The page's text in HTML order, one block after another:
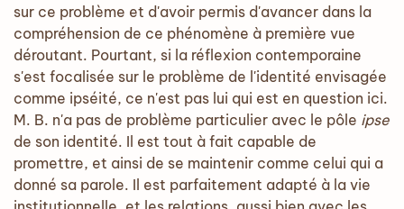
sur ce problème et d'avoir permis d'avancer dans la
compréhension de ce phénomène à première vue
déroutant. Pourtant, si la réflexion contemporaine
s'est focalisée sur le problème de l'identité envisagée
comme ipséité, ce n'est pas lui qui est en question ici.
M. B. n'a pas de problème particulier avec le pôle ipse
de son identité. Il est tout à fait capable de
promettre, et ainsi de se maintenir comme celui qui a
donné sa parole. Il est parfaitement adapté à la vie